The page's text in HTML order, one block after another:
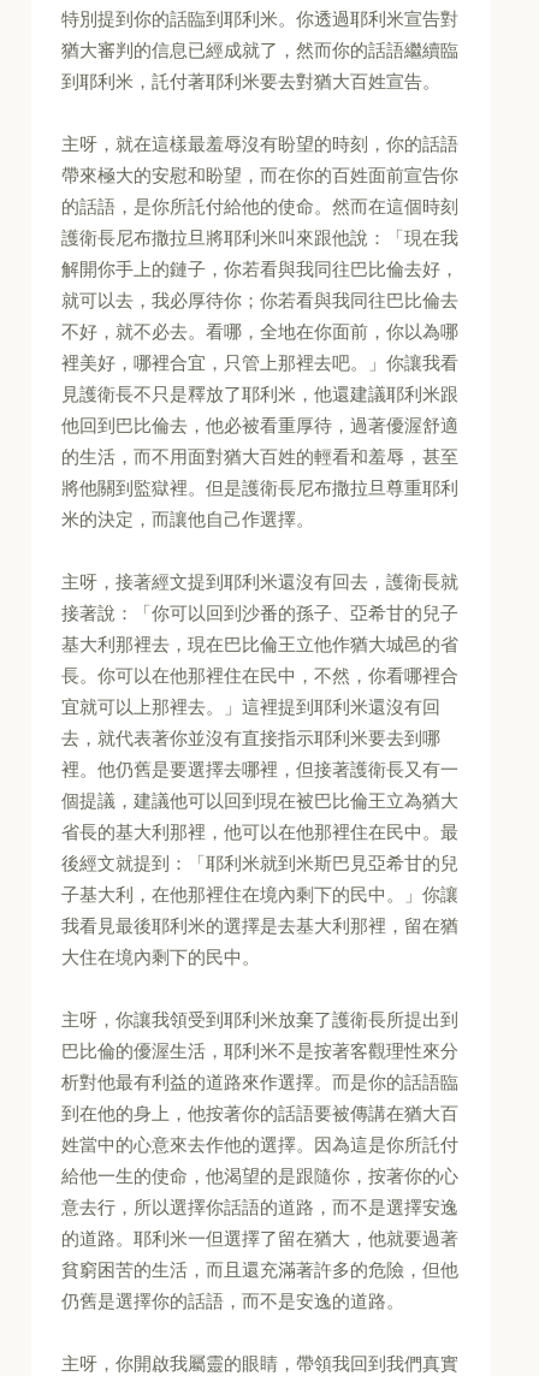
特別提到你的話臨到耶利米。你透過耶利米宣告對
猶大審判的信息已經成就了，然而你的話語繼續臨
到耶利米，託付著耶利米要去對猶大百姓宣告。
主呀，就在這樣最羞辱沒有盼望的時刻，你的話語
帶來極大的安慰和盼望，而在你的百姓面前宣告你
的話語，是你所託付給他的使命。然而在這個時刻
護衛長尼布撒拉旦將耶利米叫來跟他說：「現在我
解開你手上的鏈子，你若看與我同往巴比倫去好，
就可以去，我必厚待你；你若看與我同往巴比倫去
不好，就不必去。看哪，全地在你面前，你以為哪
裡美好，哪裡合宜，只管上那裡去吧。」你讓我看
見護衛長不只是釋放了耶利米，他還建議耶利米跟
他回到巴比倫去，他必被看重厚待，過著優渥舒適
的生活，而不用面對猶大百姓的輕看和羞辱，甚至
將他關到監獄裡。但是護衛長尼布撒拉旦尊重耶利
米的決定，而讓他自己作選擇。
主呀，接著經文提到耶利米還沒有回去，護衛長就
接著說：「你可以回到沙番的孫子、亞希甘的兒子
基大利那裡去，現在巴比倫王立他作猶大城邑的省
長。你可以在他那裡住在民中，不然，你看哪裡合
宜就可以上那裡去。」這裡提到耶利米還沒有回
去，就代表著你並沒有直接指示耶利米要去到哪
裡。他仍舊是要選擇去哪裡，但接著護衛長又有一
個提議，建議他可以回到現在被巴比倫王立為猶大
省長的基大利那裡，他可以在他那裡住在民中。最
後經文就提到：「耶利米就到米斯巴見亞希甘的兒
子基大利，在他那裡住在境內剩下的民中。」你讓
我看見最後耶利米的選擇是去基大利那裡，留在猶
大住在境內剩下的民中。
主呀，你讓我領受到耶利米放棄了護衛長所提出到
巴比倫的優渥生活，耶利米不是按著客觀理性來分
析對他最有利益的道路來作選擇。而是你的話語臨
到在他的身上，他按著你的話語要被傳講在猶大百
姓當中的心意來去作他的選擇。因為這是你所託付
給他一生的使命，他渴望的是跟隨你，按著你的心
意去行，所以選擇你話語的道路，而不是選擇安逸
的道路。耶利米一但選擇了留在猶大，他就要過著
貧窮困苦的生活，而且還充滿著許多的危險，但他
仍舊是選擇你的話語，而不是安逸的道路。
主呀，你開啟我屬靈的眼睛，帶領我回到我們真實